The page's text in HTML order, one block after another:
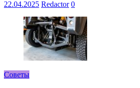
22.04.2025 Redactor 0
Советы